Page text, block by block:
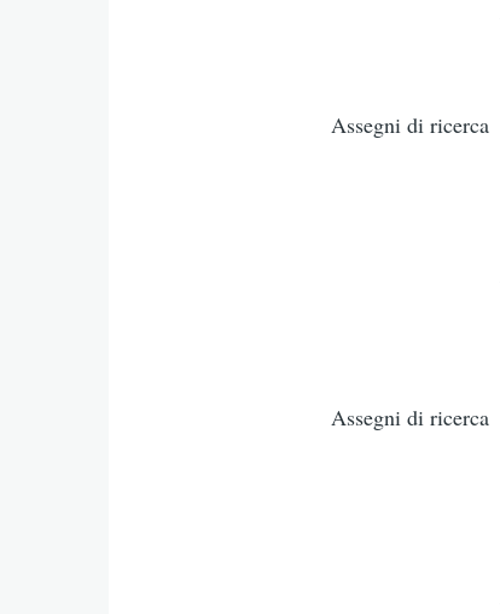
Assegni di ricerca
Assegni di ricerca